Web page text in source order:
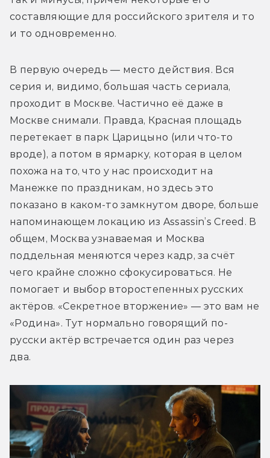
составляющие для российского зрителя и то
и то одновременно.
В первую очередь — место действия. Вся
серия и, видимо, большая часть сериала,
проходит в Москве. Частично её даже в
Москве снимали. Правда, Красная площадь
перетекает в парк Царицыно (или что-то
вроде), а потом в ярмарку, которая в целом
похожа на то, что у нас происходит на
Манежке по праздникам, но здесь это
показано в каком-то замкнутом дворе, больше
напоминающем локацию из Assassin’s Creed. В
общем, Москва узнаваемая и Москва
поддельная меняются через кадр, за счёт
чего крайне сложно сфокусироваться. Не
помогает и выбор второстепенных русских
актёров. «Секретное вторжение» — это вам не
«Родина». Тут нормально говорящий по-
русски актёр встречается один раз через
два.